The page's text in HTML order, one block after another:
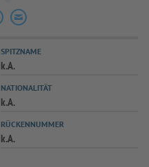
SPIELPLUS
SPITZNAME
k.A.
NATIONALITÄT
k.A.
RÜCKENNUMMER
k.A.